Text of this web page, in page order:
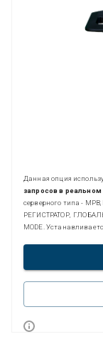
Данная опция
запросов в
серверного типа -
РЕГИСТРАТОР,
MODE.